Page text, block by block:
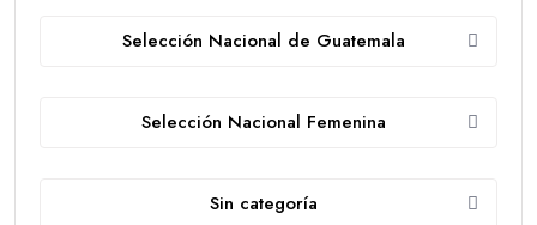
Selección Nacional de Guatemala
Selección Nacional Femenina
Sin categoría